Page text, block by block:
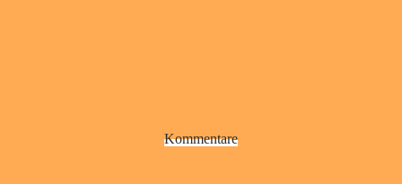
Kommentare